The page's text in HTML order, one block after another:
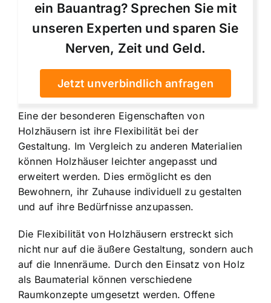
ein Bauantrag? Sprechen Sie mit
unseren Experten und sparen Sie
Nerven, Zeit und Geld.
Jetzt unverbindlich anfragen
Eine der besonderen Eigenschaften von
Holzhäusern ist ihre Flexibilität bei der
Gestaltung. Im Vergleich zu anderen Materialien
können Holzhäuser leichter angepasst und
erweitert werden. Dies ermöglicht es den
Bewohnern, ihr Zuhause individuell zu gestalten
und auf ihre Bedürfnisse anzupassen.
Die Flexibilität von Holzhäusern erstreckt sich
nicht nur auf die äußere Gestaltung, sondern auch
auf die Innenräume. Durch den Einsatz von Holz
als Baumaterial können verschiedene
Raumkonzepte umgesetzt werden. Offene